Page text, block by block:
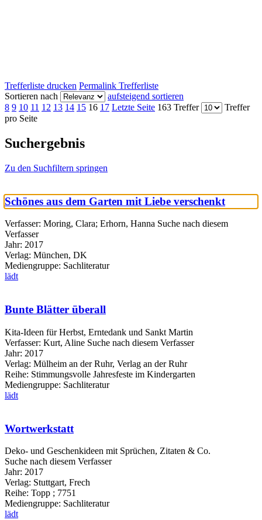
Trefferliste drucken Permalink Trefferliste
Sortieren nach
aufsteigend sortieren
8 9 10 11 12 13 14 15 16 17 Letzte Seite 163 Treffer
Treffer
pro Seite
Suchergebnis
Zu den Suchfiltern springen
Schönes aus dem Garten mit Liebe verschenkt
Verfasser: Moring, Clara; Erhorn, Hanna Suche nach diesem
Verfasser
Jahr: 2017
Verlag: München, DK
Mediengruppe: Sachliteratur
lädt
Bunte Blätter überall
Kita-Ideen für Herbst, Erntedank und Sankt Martin
Verfasser: Kurt, Aline Suche nach diesem Verfasser
Jahr: 2017
Verlag: Mülheim an der Ruhr, Verlag an der Ruhr
Reihe: Stimmungsvolle Jahresfeste im Kindergarten
Mediengruppe: Sachliteratur
lädt
Wortwerkstatt
Deko- und Geschenkideen mit Sprüchen, Zitaten & Co.
Suche nach diesem Verfasser
Jahr: 2017
Verlag: Stuttgart, Frech
Reihe: Topp ; 7751
Mediengruppe: Sachliteratur
lädt